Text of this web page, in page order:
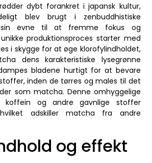
dybt forankret i japansk kultur,
blev brugt i zenbuddhistiske
evne til at fremme fokus og
produktionsproces starter med
i skygge for at øge klorofylindholdet,
dens karakteristiske lysegrønne
bladene hurtigt for at bevare
inden de tørres og males til det
som matcha. Denne omhyggelige
koffein og andre gavnlige stoffer
adskiller matcha fra andre
og effekt